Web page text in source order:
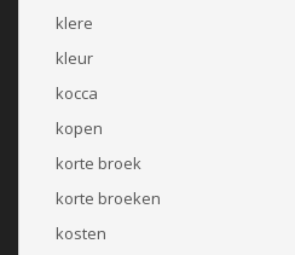
klere
kleur
kocca
kopen
korte broek
korte broeken
kosten